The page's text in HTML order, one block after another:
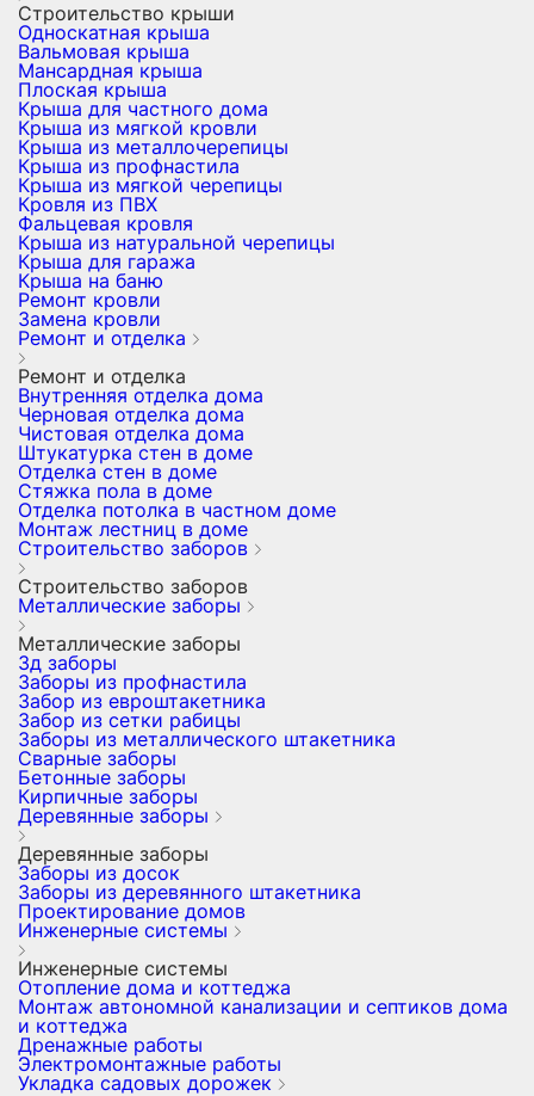
Строительство крыши
Односкатная крыша
Вальмовая крыша
Мансардная крыша
Плоская крыша
Крыша для частного дома
Крыша из мягкой кровли
Крыша из металлочерепицы
Крыша из профнастила
Крыша из мягкой черепицы
Кровля из ПВХ
Фальцевая кровля
Крыша из натуральной черепицы
Крыша для гаража
Крыша на баню
Ремонт кровли
Замена кровли
Ремонт и отделка
Ремонт и отделка
Внутренняя отделка дома
Черновая отделка дома
Чистовая отделка дома
Штукатурка стен в доме
Отделка стен в доме
Стяжка пола в доме
Отделка потолка в частном доме
Монтаж лестниц в доме
Строительство заборов
Строительство заборов
Металлические заборы
Металлические заборы
3д заборы
Заборы из профнастила
Забор из евроштакетника
Забор из сетки рабицы
Заборы из металлического штакетника
Сварные заборы
Бетонные заборы
Кирпичные заборы
Деревянные заборы
Деревянные заборы
Заборы из досок
Заборы из деревянного штакетника
Проектирование домов
Инженерные системы
Инженерные системы
Отопление дома и коттеджа
Монтаж автономной канализации и септиков дома
и коттеджа
Дренажные работы
Электромонтажные работы
Укладка садовых дорожек